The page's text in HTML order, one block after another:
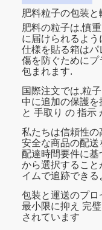
肥料粒子の包装と
肥料の粒子は,慎
に届けられるよう
仕様を貼る箱は
傷を防ぐためにプ
包まれます.
国際注文では,粒
中に追加の保護を
と 手取り の 指示
私たちは信頼性
安全な商品の配送
配達時間要件に
から選択すること
イムで追跡できる
包装と運送のプロ
最小限に抑え 完
されています